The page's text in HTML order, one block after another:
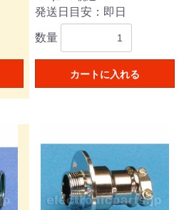
発送日目安：即日
数量
カートに入れる